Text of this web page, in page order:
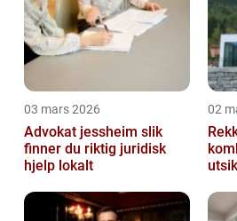
03 mars 2026
Advokat jessheim slik
finner du riktig juridisk
hjelp lokalt
02